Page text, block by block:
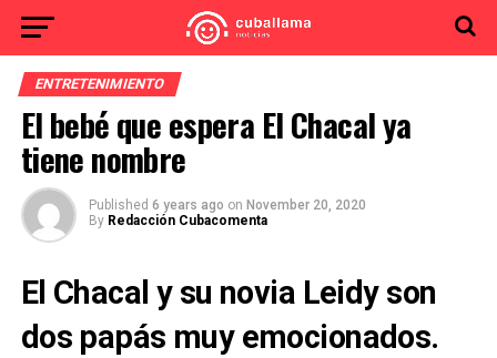
ENTRETENIMIENTO
El bebé que espera El Chacal ya
tiene nombre
Published 6 years ago on November 20, 2020
By Redacción Cubacomenta
El Chacal y su novia Leidy son
dos papás muy emocionados.